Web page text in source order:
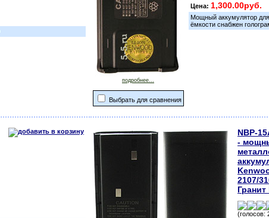
подробнее...
Выбрать для сравнения
Цена: 1,300.00руб.
Мощный аккумулятор
ёмкости снабжен
NBP-
-
2107/
(голосов: